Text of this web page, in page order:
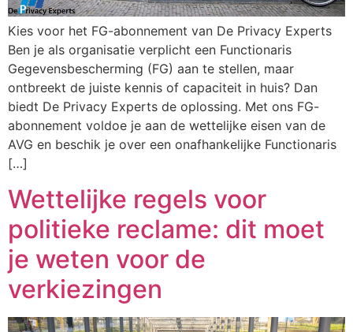
Kies voor het FG-abonnement van De Privacy Experts
Ben je als organisatie verplicht een Functionaris
Gegevensbescherming (FG) aan te stellen, maar
ontbreekt de juiste kennis of capaciteit in huis? Dan
biedt De Privacy Experts de oplossing. Met ons FG-
abonnement voldoe je aan de wettelijke eisen van de
AVG en beschik je over een onafhankelijke Functionaris
[…]
Wettelijke regels voor
politieke reclame: dit moet
je weten voor de
verkiezingen